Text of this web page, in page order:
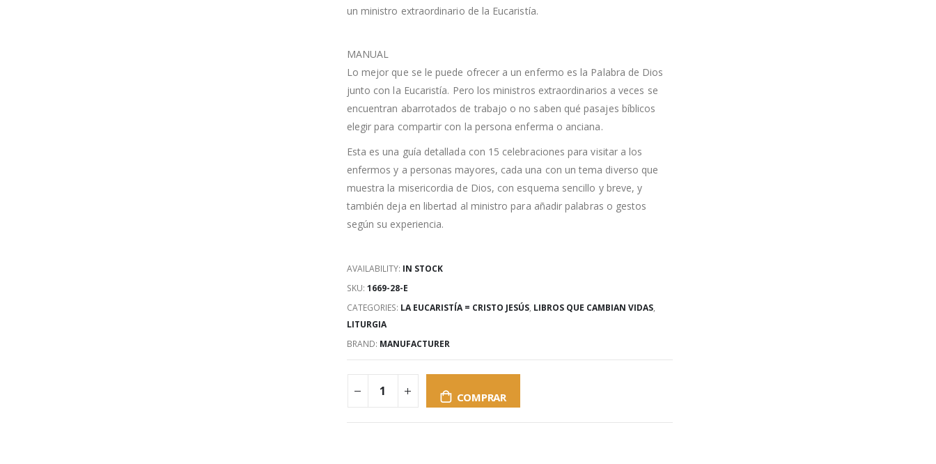
un ministro extraordinario de la Eucaristía.
MANUAL
Lo mejor que se le puede ofrecer a un enfermo es la Palabra de Dios
junto con la Eucaristía. Pero los ministros extraordinarios a veces se
encuentran abarrotados de trabajo o no saben qué pasajes bíblicos
elegir para compartir con la persona enferma o anciana.
Esta es una guía detallada con 15 celebraciones para visitar a los
enfermos y a personas mayores, cada una con un tema diverso que
muestra la misericordia de Dios, con esquema sencillo y breve, y
también deja en libertad al ministro para añadir palabras o gestos
según su experiencia.
AVAILABILITY: IN STOCK
SKU: 1669-28-E
CATEGORIES: LA EUCARISTÍA = CRISTO JESÚS, LIBROS QUE CAMBIAN VIDAS,
LITURGIA
BRAND: MANUFACTURER
COMPRAR